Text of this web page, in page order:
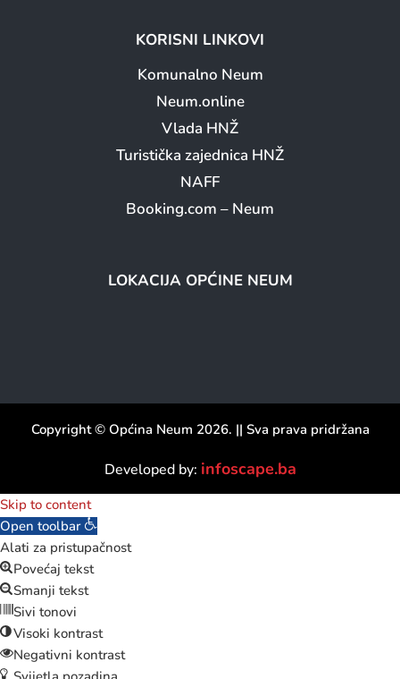
KORISNI LINKOVI
Komunalno Neum
Neum.online
Vlada HNŽ
Turistička zajednica HNŽ
NAFF
Booking.com – Neum
LOKACIJA OPĆINE NEUM
Copyright © Općina Neum 2026. || Sva prava pridržana
Developed by: infoscape.ba
Skip to content
Open toolbar
Alati za pristupačnost
Povećaj tekst
Smanji tekst
Sivi tonovi
Visoki kontrast
Negativni kontrast